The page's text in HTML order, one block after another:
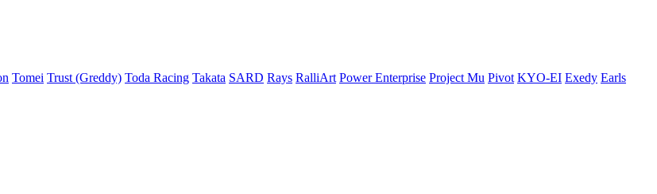
Tomei Trust (Greddy) Toda Racing Takata SARD Rays RalliArt Power Enterprise Project Mu Pivot KYO-EI Exedy Earls